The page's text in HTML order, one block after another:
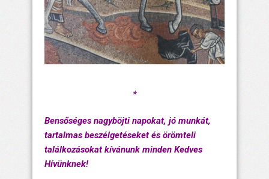
*
Bensőséges nagyböjti napokat, jó munkát,
tartalmas beszélgetéseket és örömteli
találkozásokat kívánunk minden Kedves
Hívünknek!